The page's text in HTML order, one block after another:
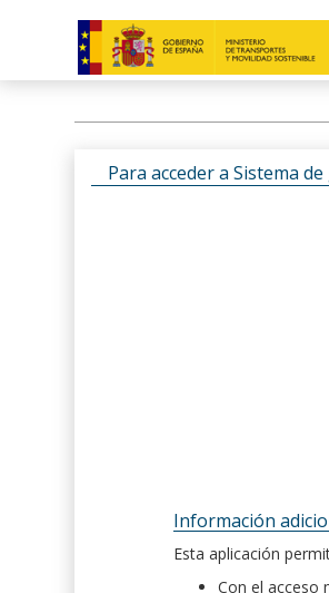
Para acceder a Sistema
Información
Esta aplicación
Con el acceso